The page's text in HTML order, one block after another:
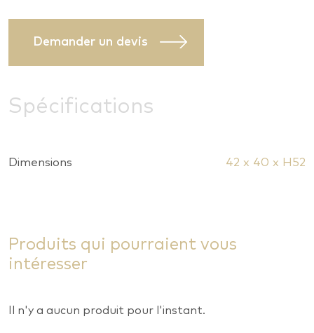
Demander un devis
Spécifications
Dimensions 42 x 40 x H52
Produits qui pourraient vous
intéresser
Il n'y a aucun produit pour l'instant.